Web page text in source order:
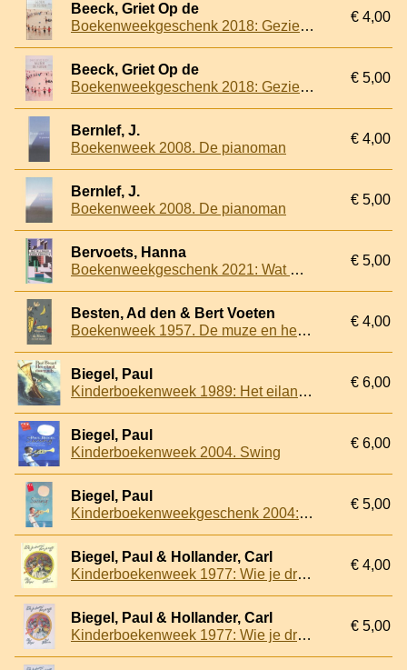
Beeck, Griet Op de
Boekenweekgeschenk 2018: Gezien de feiten
€ 4,00
Beeck, Griet Op de
Boekenweekgeschenk 2018: Gezien de feiten
€ 5,00
Bernlef, J.
Boekenweek 2008. De pianoman
€ 4,00
Bernlef, J.
Boekenweek 2008. De pianoman
€ 5,00
Bervoets, Hanna
Boekenweekgeschenk 2021: Wat wij zagen
€ 5,00
Besten, Ad den & Bert Voeten
Boekenweek 1957. De muze en het meisje
€ 4,00
Biegel, Paul
Kinderboekenweek 1989: Het eiland daarginds
€ 6,00
Biegel, Paul
Kinderboekenweek 2004. Swing
€ 6,00
Biegel, Paul
Kinderboekenweekgeschenk 2004: Swing
€ 5,00
Biegel, Paul & Hollander, Carl
Kinderboekenweek 1977: Wie je droomt ben je zelf
€ 4,00
Biegel, Paul & Hollander, Carl
Kinderboekenweek 1977: Wie je droomt ben je zelf
€ 5,00